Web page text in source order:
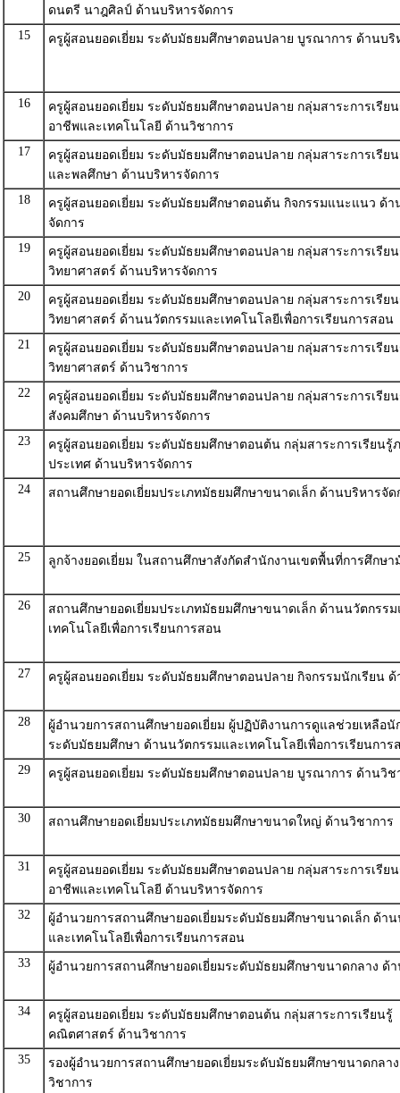
ดนตรี นาฎศิลป์ ด้านบริหารจัดการ
15
ครูผู้สอนยอดเยี่ยม ระดับมัธยมศึกษาตอนปลาย บูรณาการ ด้านบริ
16
ครูผู้สอนยอดเยี่ยม ระดับมัธยมศึกษาตอนปลาย กลุ่มสาระการเรีย
อาชีพและเทคโนโลยี ด้านวิชาการ
17
ครูผู้สอนยอดเยี่ยม ระดับมัธยมศึกษาตอนปลาย กลุ่มสาระการเรีย
และพลศึกษา ด้านบริหารจัดการ
18
ครูผู้สอนยอดเยี่ยม ระดับมัธยมศึกษาตอนต้น กิจกรรมแนะแนว ด้า
จัดการ
19
ครูผู้สอนยอดเยี่ยม ระดับมัธยมศึกษาตอนปลาย กลุ่มสาระการเรีย
วิทยาศาสตร์ ด้านบริหารจัดการ
20
ครูผู้สอนยอดเยี่ยม ระดับมัธยมศึกษาตอนปลาย กลุ่มสาระการเรีย
วิทยาศาสตร์ ด้านนวัตกรรมและเทคโนโลยีเพื่อการเรียนการสอน
21
ครูผู้สอนยอดเยี่ยม ระดับมัธยมศึกษาตอนปลาย กลุ่มสาระการเรีย
วิทยาศาสตร์ ด้านวิชาการ
22
ครูผู้สอนยอดเยี่ยม ระดับมัธยมศึกษาตอนปลาย กลุ่มสาระการเรีย
สังคมศึกษา ด้านบริหารจัดการ
23
ครูผู้สอนยอดเยี่ยม ระดับมัธยมศึกษาตอนต้น กลุ่มสาระการเรียนรู้
ประเทศ ด้านบริหารจัดการ
24
สถานศึกษายอดเยี่ยมประเภทมัธยมศึกษาขนาดเล็ก ด้านบริหารจัด
25 ลูกจ้างยอดเยี่ยม ในสถานศึกษาสังกัดสำนักงานเขตพื้นที่การศึกษา
26
สถานศึกษายอดเยี่ยมประเภทมัธยมศึกษาขนาดเล็ก ด้านนวัตกรร
เทคโนโลยีเพื่อการเรียนการสอน
27 ครูผู้สอนยอดเยี่ยม ระดับมัธยมศึกษาตอนปลาย กิจกรรมนักเรียน
28
ผู้อำนวยการสถานศึกษายอดเยี่ยม ผู้ปฏิบัติงานการดูแลช่วยเหลือนั
ระดับมัธยมศึกษา ด้านนวัตกรรมและเทคโนโลยีเพื่อการเรียนการ
29
ครูผู้สอนยอดเยี่ยม ระดับมัธยมศึกษาตอนปลาย บูรณาการ ด้านวิช
30 สถานศึกษายอดเยี่ยมประเภทมัธยมศึกษาขนาดใหญ่ ด้านวิชาการ
31
ครูผู้สอนยอดเยี่ยม ระดับมัธยมศึกษาตอนปลาย กลุ่มสาระการเรีย
อาชีพและเทคโนโลยี ด้านบริหารจัดการ
32
ผู้อำนวยการสถานศึกษายอดเยี่ยมระดับมัธยมศึกษาขนาดเล็ก ด้า
และเทคโนโลยีเพื่อการเรียนการสอน
33
ผู้อำนวยการสถานศึกษายอดเยี่ยมระดับมัธยมศึกษาขนาดกลาง ด้
34
ครูผู้สอนยอดเยี่ยม ระดับมัธยมศึกษาตอนต้น กลุ่มสาระการเรียนรู้
คณิตศาสตร์ ด้านวิชาการ
35
รองผู้อำนวยการสถานศึกษายอดเยี่ยมระดับมัธยมศึกษาขนาดกลา
วิชาการ